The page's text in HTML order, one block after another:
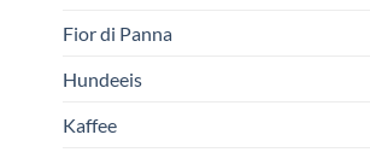
Fior di Panna
Hundeeis
Kaffee